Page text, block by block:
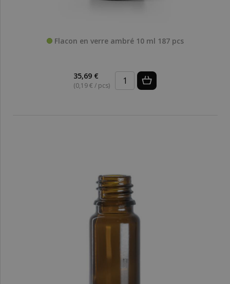
Flacon en verre ambré 10 ml 187 pcs
35,69 €
(0,19 € / pcs)